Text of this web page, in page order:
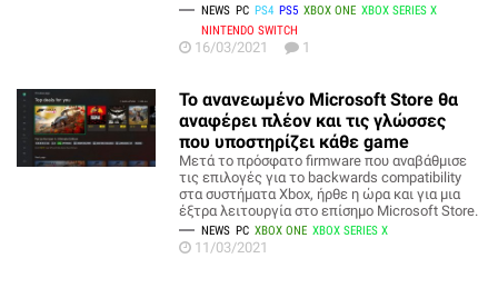
NEWS PC PS4 PS5 XBOX ONE XBOX SERIES X
NINTENDO SWITCH
16/03/2021 1
To ανανεωμένο Microsoft Store θα
αναφέρει πλέον και τις γλώσσες
που υποστηρίζει κάθε game
Μετά το πρόσφατο firmware που αναβάθμισε
τις επιλογές για το backwards compatibility
στα συστήματα Xbox, ήρθε η ώρα και για μια
έξτρα λειτουργία στο επίσημο Microsoft Store.
NEWS PC XBOX ONE XBOX SERIES X
11/03/2021